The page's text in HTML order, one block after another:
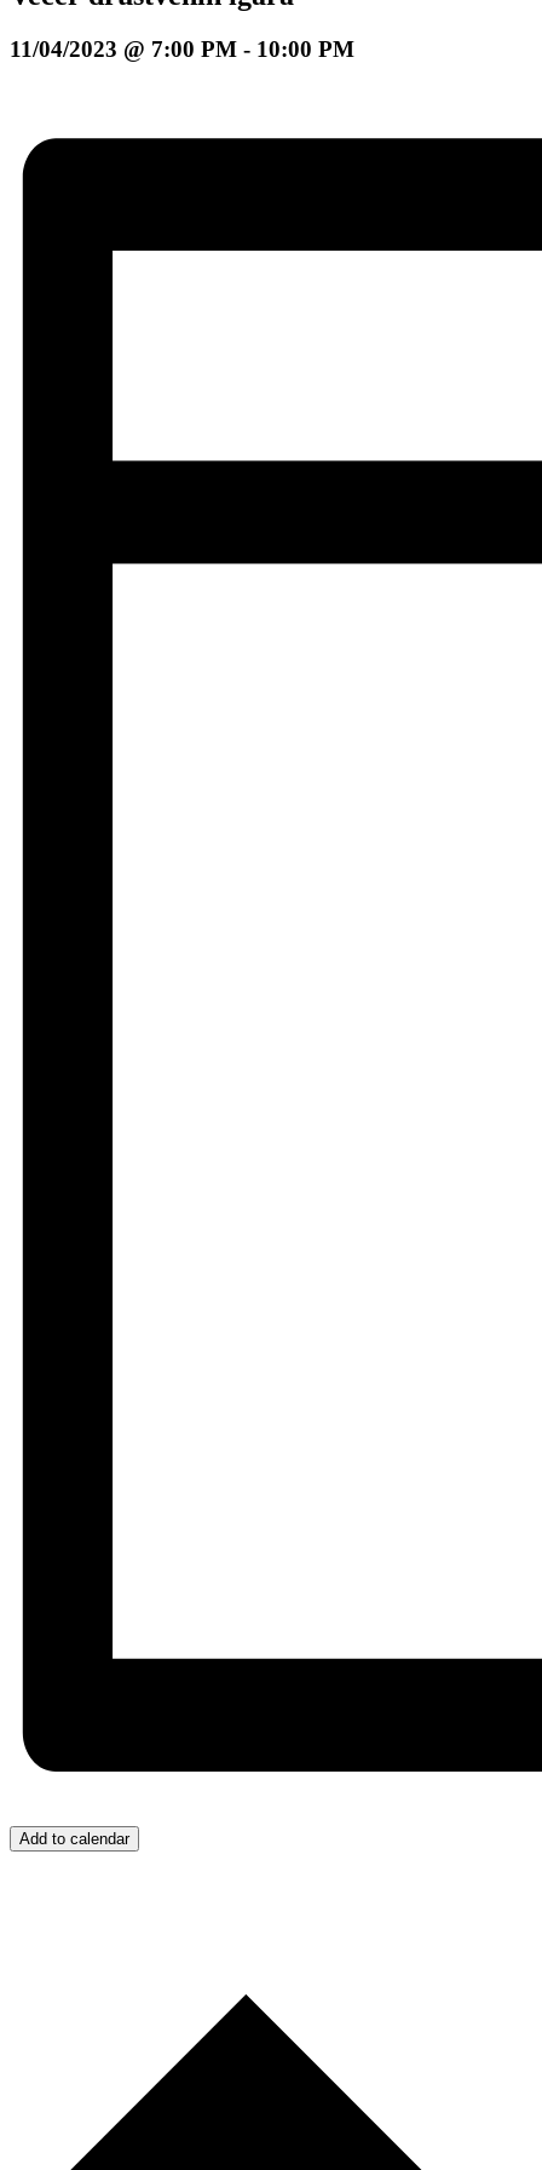
11/04/2023 @ 7:00 PM - 10:00 PM
Add to calendar